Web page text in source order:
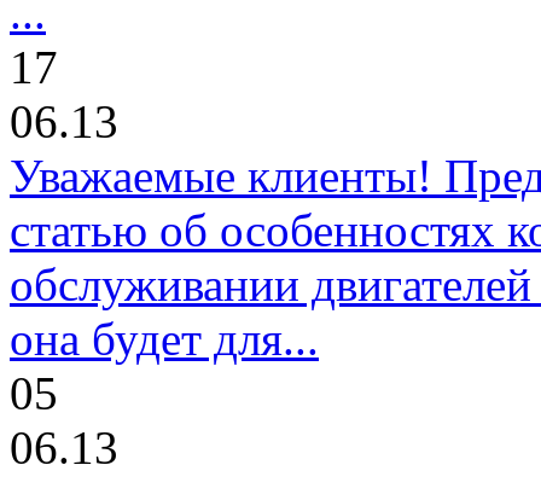
...
17
06.13
Уважаемые клиенты!
статью об особенностях
обслуживании
она будет для...
05
06.13